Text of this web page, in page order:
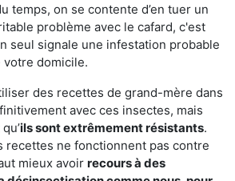
temps, on se contente d’en tuer un
problème avec le cafard, c'est
seul signale une infestation probable
domicile.
des recettes de grand-mère dans
avec ces insectes, mais
ils sont extrêmement résistants.
recettes ne fonctionnent pas contre
mieux avoir recours à des